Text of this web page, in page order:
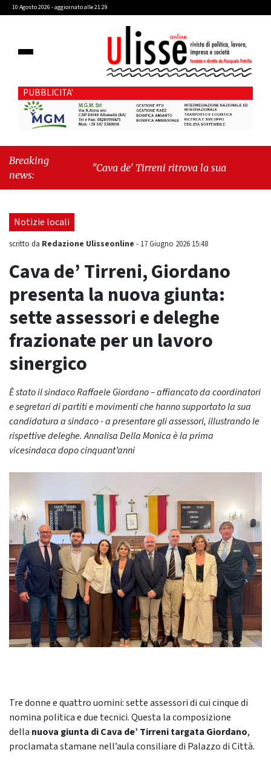
10 Agosto 2026 - aggiornato alle 21:29
PUBBLICITA'
Breaking
news:
"Cava de' Tirreni ritrova la sua Manifattura: un
Clelia Attanasio"
Notizie locali
scritto da Redazione Ulisseonline - 17 Giugno 2026 15:48
Cava de’ Tirreni, Giordano
presenta la nuova giunta:
sette assessori e deleghe
frazionate per un lavoro
sinergico
È stato il sindaco Raffaele Giordano – affiancato da coordinatori
e segretari di partiti e movimenti che hanno supportato la sua
candidatura a sindaco - a presentare gli assessori, illustrando le
rispettive deleghe. Annalisa Della Monica è la prima
vicesindaca dopo cinquant’anni
Tre donne e quattro uomini:sette assessori di cui cinque di
nomina politica e due tecnici. Questa la composizione
della nuova giunta di Cava de’ Tirreni targata Giordano,
proclamata stamane nell’aula consiliare di Palazzo di Città.